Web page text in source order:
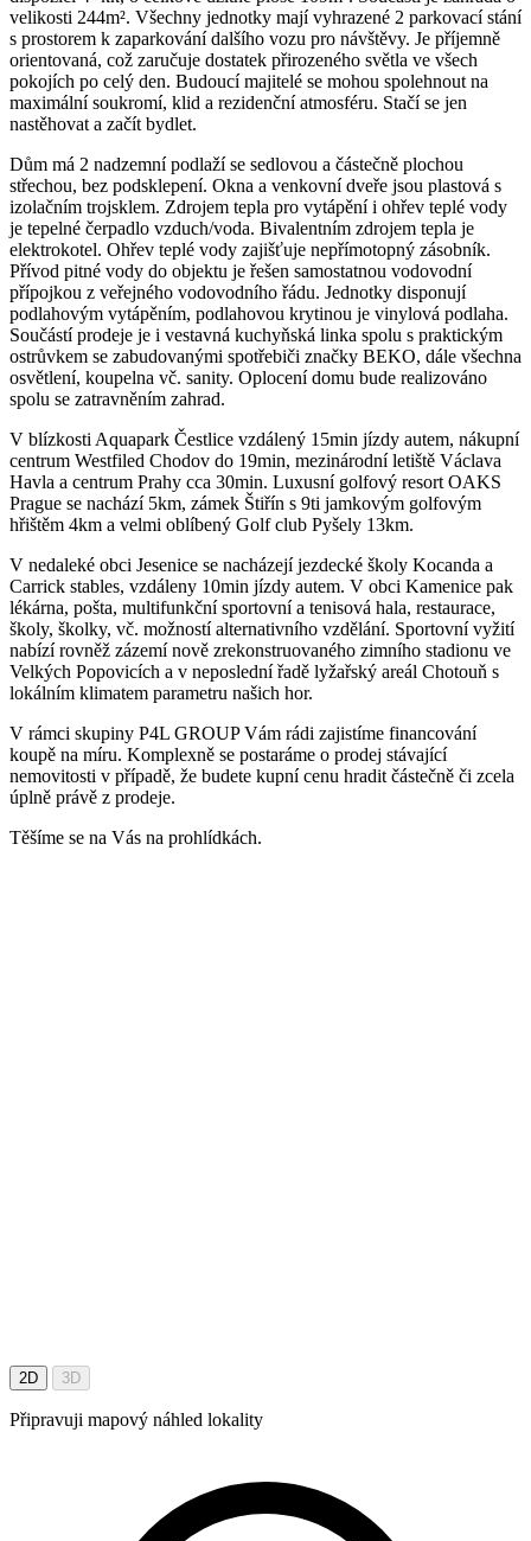
velikosti 244m². Všechny jednotky mají vyhrazené 2 parkovací stání
s prostorem k zaparkování dalšího vozu pro návštěvy. Je příjemně
orientovaná, což zaručuje dostatek přirozeného světla ve všech
pokojích po celý den. Budoucí majitelé se mohou spolehnout na
maximální soukromí, klid a rezidenční atmosféru. Stačí se jen
nastěhovat a začít bydlet.
Dům má 2 nadzemní podlaží se sedlovou a částečně plochou
střechou, bez podsklepení. Okna a venkovní dveře jsou plastová s
izolačním trojsklem. Zdrojem tepla pro vytápění i ohřev teplé vody
je tepelné čerpadlo vzduch/voda. Bivalentním zdrojem tepla je
elektrokotel. Ohřev teplé vody zajišťuje nepřímotopný zásobník.
Přívod pitné vody do objektu je řešen samostatnou vodovodní
přípojkou z veřejného vodovodního řádu. Jednotky disponují
podlahovým vytápěním, podlahovou krytinou je vinylová podlaha.
Součástí prodeje je i vestavná kuchyňská linka spolu s praktickým
ostrůvkem se zabudovanými spotřebiči značky BEKO, dále všechna
osvětlení, koupelna vč. sanity. Oplocení domu bude realizováno
spolu se zatravněním zahrad.
V blízkosti Aquapark Čestlice vzdálený 15min jízdy autem, nákupní
centrum Westfiled Chodov do 19min, mezinárodní letiště Václava
Havla a centrum Prahy cca 30min. Luxusní golfový resort OAKS
Prague se nachází 5km, zámek Štiřín s 9ti jamkovým golfovým
hřištěm 4km a velmi oblíbený Golf club Pyšely 13km.
V nedaleké obci Jesenice se nacházejí jezdecké školy Kocanda a
Carrick stables, vzdáleny 10min jízdy autem. V obci Kamenice pak
lékárna, pošta, multifunkční sportovní a tenisová hala, restaurace,
školy, školky, vč. možností alternativního vzdělání. Sportovní vyžití
nabízí rovněž zázemí nově zrekonstruovaného zimního stadionu ve
Velkých Popovicích a v neposlední řadě lyžařský areál Chotouň s
lokálním klimatem parametru našich hor.
V rámci skupiny P4L GROUP Vám rádi zajistíme financování
koupě na míru. Komplexně se postaráme o prodej stávající
nemovitosti v případě, že budete kupní cenu hradit částečně či zcela
úplně právě z prodeje.
Těšíme se na Vás na prohlídkách.
2D 3D
Připravuji mapový náhled lokality